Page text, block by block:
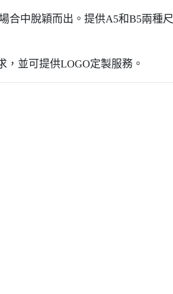
合中脫穎而出。提供A5和B5兩種尺
並可提供LOGO定製服務。